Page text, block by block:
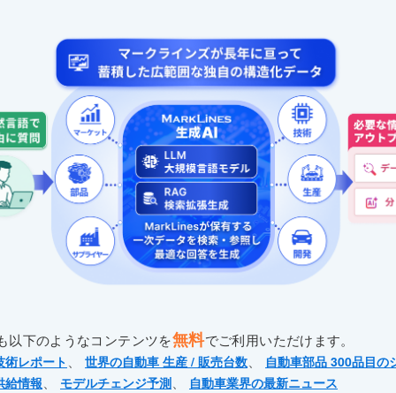
以下のようなコンテンツを無料でご利用いただけます。
術レポート 、 世界の自動車 生産 / 販売台数、
自動車部品 300品目の
給情報、 モデルチェンジ予測、 自動車業界の最新ニュース